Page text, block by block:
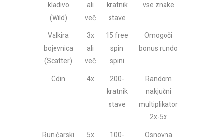
kladivo
(Wild)
ali
več
kratnik
stave
vse znake
Valkira
bojevnica
(Scatter)
3x
ali
več
15 free
spin
spini
Omogoči
bonus rundо
Odin 4x
200-
kratnik
stave
Random
nakjučni
multiplikator
2x-5x
Runičarski
5x
100-
Osnovna